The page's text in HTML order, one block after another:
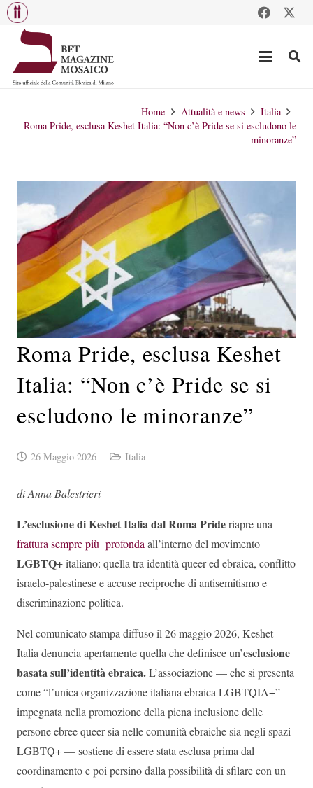
Home Attualità e news
Italia
Roma Pride, esclusa Keshet Italia: “Non c’è Pride se si escludono le
minoranze”
Roma Pride, esclusa Keshet
Italia: “Non c’è Pride se si
escludono le minoranze”
26 Maggio 2026 Italia
di Anna Balestrieri
L’esclusione di Keshet Italia dal Roma Prideriapre una
frattura sempre più profondaall’interno del movimento
LGBTQ+italiano: quella tra identità queer ed ebraica, conflitto
israelo-palestinese e accuse reciproche di antisemitismo e
discriminazione politica.
Nel comunicato stampa diffuso il 26 maggio 2026, Keshet
Italia denuncia apertamente quella che definisce un’esclusione
basata sull’identità ebraica.L’associazione — che si presenta
come “l’unica organizzazione italiana ebraica LGBTQIA+”
impegnata nella promozione della piena inclusione delle
persone ebree queer sia nelle comunità ebraiche sia negli spazi
LGBTQ+ — sostiene di essere stata esclusa prima dal
coordinamento e poi persino dalla possibilità di sfilare con un